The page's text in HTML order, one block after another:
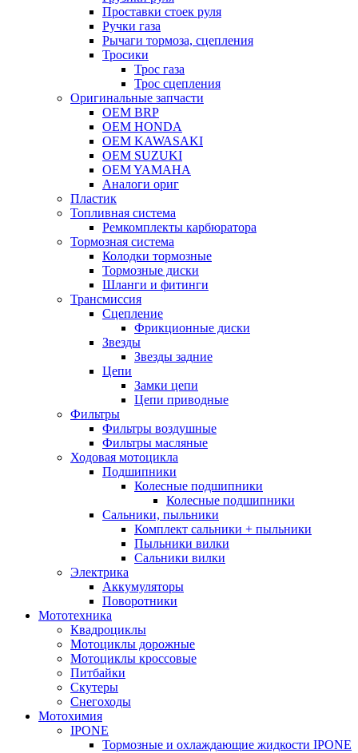
Проставки стоек руля
Ручки газа
Рычаги тормоза, сцепления
Тросики
Трос газа
Трос сцепления
Оригинальные запчасти
OEM BRP
OEM HONDA
OEM KAWASAKI
OEM SUZUKI
OEM YAMAHA
Аналоги ориг
Пластик
Топливная система
Ремкомплекты карбюратора
Тормозная система
Колодки тормозные
Тормозные диски
Шланги и фитинги
Трансмиссия
Cцепление
Фрикционные диски
Звезды
Звезды задние
Цепи
Замки цепи
Цепи приводные
Фильтры
Фильтры воздушные
Фильтры масляные
Ходовая мотоцикла
Подшипники
Колесные подшипники
Колесные подшипники
Сальники, пыльники
Комплект сальники + пыльники
Пыльники вилки
Сальники вилки
Электрика
Аккумуляторы
Поворотники
Мототехника
Квадроциклы
Мотоциклы дорожные
Мотоциклы кроссовые
Питбайки
Скутеры
Снегоходы
Мотохимия
IPONE
Тормозные и охлаждающие жидкости IPONE